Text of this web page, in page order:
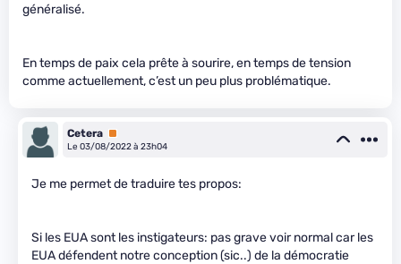
généralisé.
En temps de paix cela prête à sourire, en temps de tension
comme actuellement, c’est un peu plus problématique.
Cetera Premium
Le 03/08/2022 à 23h04
Je me permet de traduire tes propos:
Si les EUA sont les instigateurs: pas grave voir normal car les
EUA défendent notre conception (sic..) de la démocratie